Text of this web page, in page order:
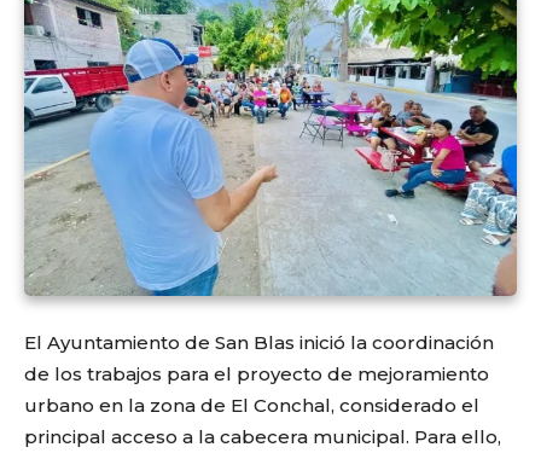
El Ayuntamiento de San Blas inició la coordinación
de los trabajos para el proyecto de mejoramiento
urbano en la zona de El Conchal, considerado el
principal acceso a la cabecera municipal. Para ello,